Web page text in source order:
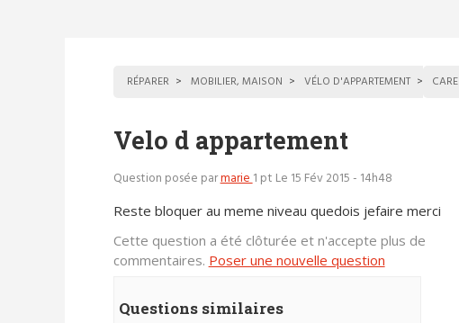
RÉPARER MOBILIER, MAISON VÉLO D'APPARTEMENT CARE
Velo d appartement
Question posée parmarie1 pt Le 15 Fév 2015 - 14h48
Reste bloquer au meme niveau quedois jefaire merci
Cette question a été clôturée et n'accepte plus de
commentaires. Poser une nouvelle question
Questions similaires